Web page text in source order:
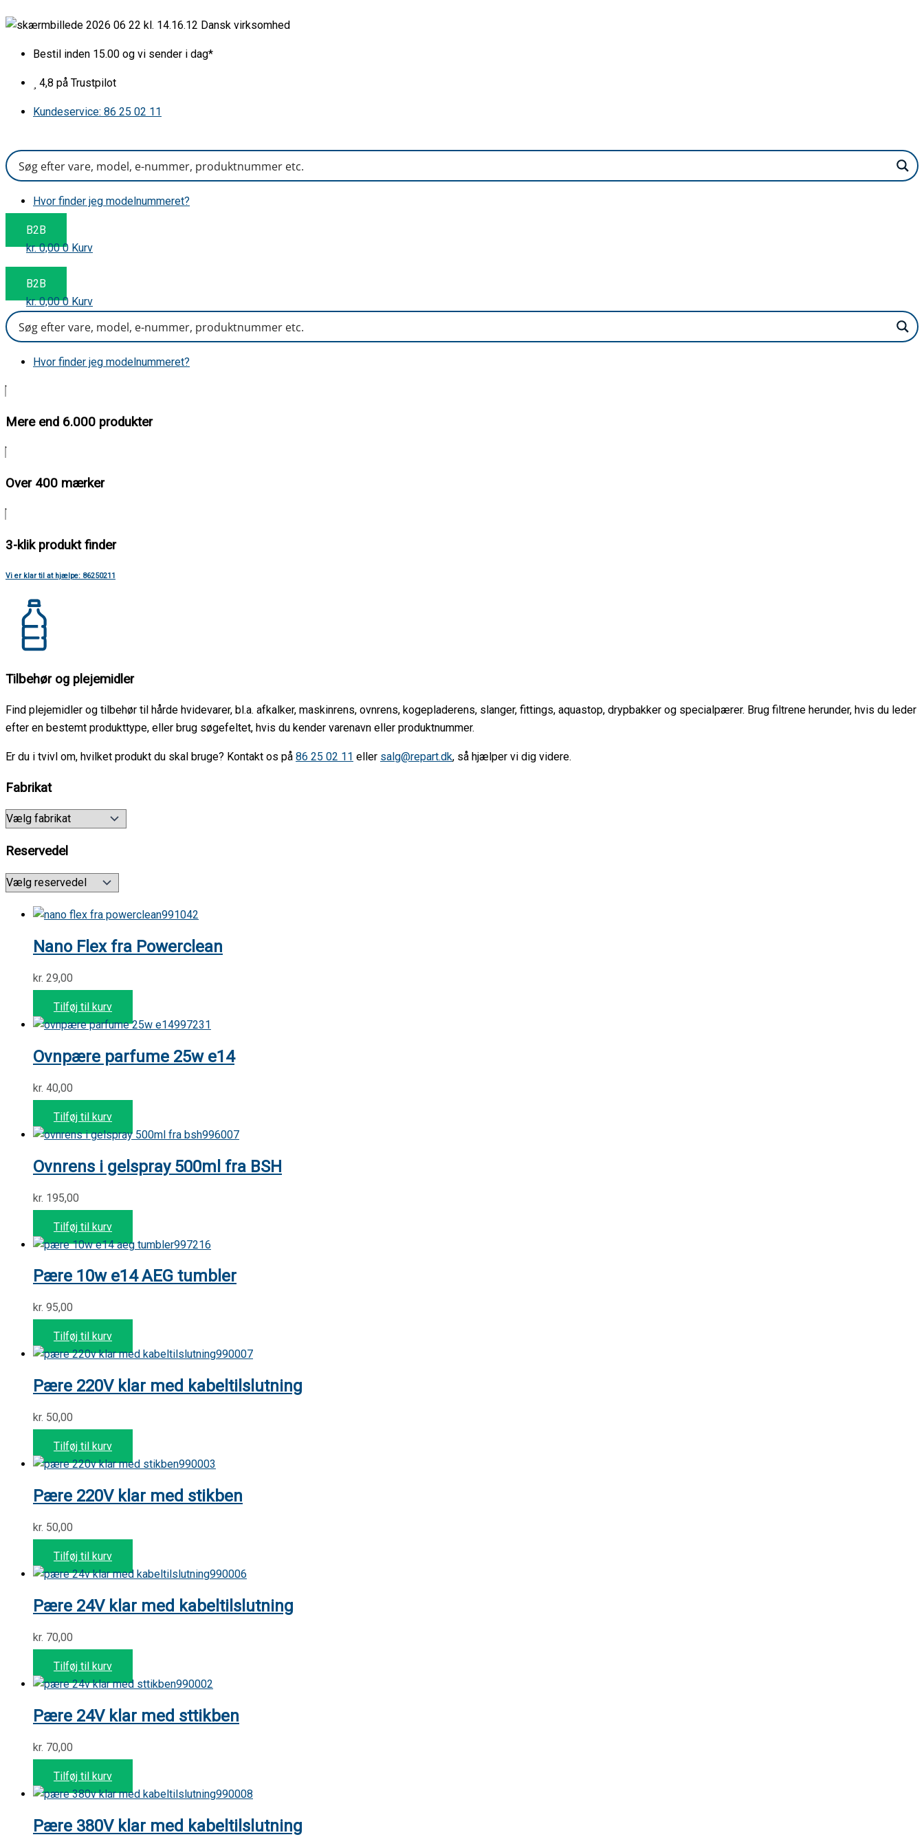
til
Dansk virksomhed
Bestil inden 15.00 og vi sender i dag*
4,8 på Trustpilot
Kundeservice: 86 25 02 11
Hvor finder jeg modelnummeret?
B2B
kr.0,00 0 Kurv
B2B
kr.0,00 0 Kurv
Hvor finder jeg modelnummeret?
Mere end 6.000 produkter
Over 400 mærker
3-klik produkt finder
Vi er klar til at hjælpe: 86250211
Tilbehør og plejemidler
Find plejemidler og tilbehør til hårde hvidevarer, bl.a. afkalker, maskinrens, ovnrens, kogepladerens, slanger, fittings, aquastop, drypbakker og specialpærer. Brug filtrene herunder, hvis du leder
efter en bestemt produkttype, eller brug søgefeltet, hvis du kender varenavn eller produktnummer.
Er du i tvivl om, hvilket produkt du skal bruge? Kontakt os på 86 25 02 11 eller salg@repart.dk, så hjælper vi dig videre.
Fabrikat
Reservedel
991042
Nano Flex fra Powerclean
kr. 29,00
Tilføj til kurv
997231
Ovnpære parfume 25w e14
kr. 40,00
Tilføj til kurv
996007
Ovnrens i gelspray 500ml fra BSH
kr. 195,00
Tilføj til kurv
997216
Pære 10w e14 AEG tumbler
kr. 95,00
Tilføj til kurv
990007
Pære 220V klar med kabeltilslutning
kr. 50,00
Tilføj til kurv
990003
Pære 220V klar med stikben
kr. 50,00
Tilføj til kurv
990006
Pære 24V klar med kabeltilslutning
kr. 70,00
Tilføj til kurv
990002
Pære 24V klar med sttikben
kr. 70,00
Tilføj til kurv
990008
Pære 380V klar med kabeltilslutning